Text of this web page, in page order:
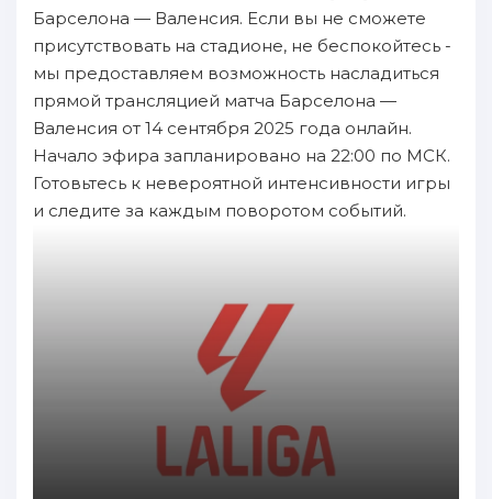
Барселона — Валенсия. Если вы не сможете
присутствовать на стадионе, не беспокойтесь -
мы предоставляем возможность насладиться
прямой трансляцией матча Барселона —
Валенсия от 14 сентября 2025 года онлайн.
Начало эфира запланировано на 22:00 по МСК.
Готовьтесь к невероятной интенсивности игры
и следите за каждым поворотом событий.